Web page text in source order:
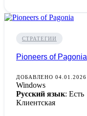
СТРАТЕГИИ
Pioneers of Pagonia
ДОБАВЛЕНО 04.01.2026
Windows
Русский язык: Есть
Клиентская